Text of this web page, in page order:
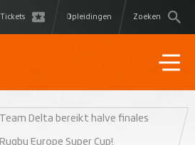
Tickets Opleidingen Zoeken
Team Delta bereikt halve finales
Rugby Europe Super Cup!